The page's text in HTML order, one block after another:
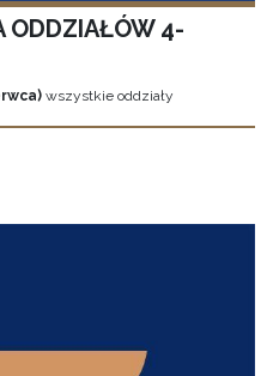
ODDZIAŁÓW 4-
wszystkie oddziały